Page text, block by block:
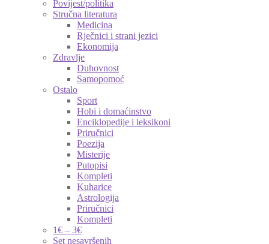
Povijest/politika
Stručna literatura
Medicina
Rječnici i strani jezici
Ekonomija
Zdravlje
Duhovnost
Samopomoć
Ostalo
Sport
Hobi i domaćinstvo
Enciklopedije i leksikoni
Priručnici
Poezija
Misterije
Putopisi
Kompleti
Kuharice
Astrologija
Priručnici
Kompleti
1€ – 3€
Set nesavršenih